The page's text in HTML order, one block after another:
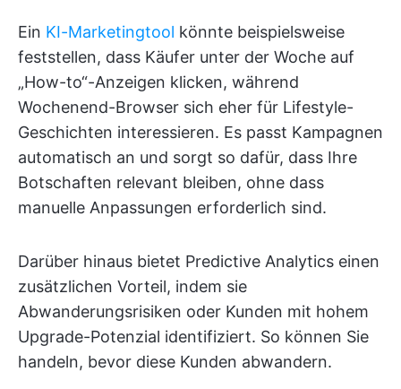
Ein KI-Marketingtool könnte beispielsweise
feststellen, dass Käufer unter der Woche auf
„How-to“-Anzeigen klicken, während
Wochenend-Browser sich eher für Lifestyle-
Geschichten interessieren. Es passt Kampagnen
automatisch an und sorgt so dafür, dass Ihre
Botschaften relevant bleiben, ohne dass
manuelle Anpassungen erforderlich sind.
Darüber hinaus bietet Predictive Analytics einen
zusätzlichen Vorteil, indem sie
Abwanderungsrisiken oder Kunden mit hohem
Upgrade-Potenzial identifiziert. So können Sie
handeln, bevor diese Kunden abwandern.